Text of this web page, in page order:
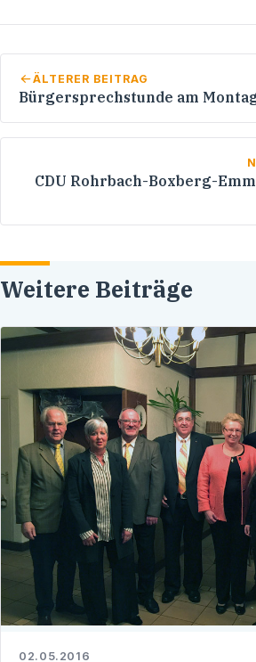
ÄLTERER BEITRAG
Bürgersprechstunde am
CDU Rohrbach-Boxberg-
Weitere Beiträge
02.05.2016